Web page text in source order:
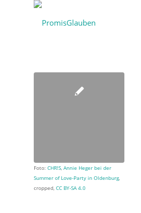
Foto: CHR!S, Annie Heger bei der
Summer of Love-Party in Oldenburg,
cropped, CC BY-SA 4.0